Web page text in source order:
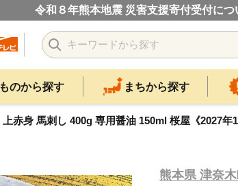
令和８年熊本地震 災害支援寄付受付につ
ものから探す まちから探す
上赤身 馬刺し 400g 専用醤油 150ml 桜屋《2027
熊本県 津奈木